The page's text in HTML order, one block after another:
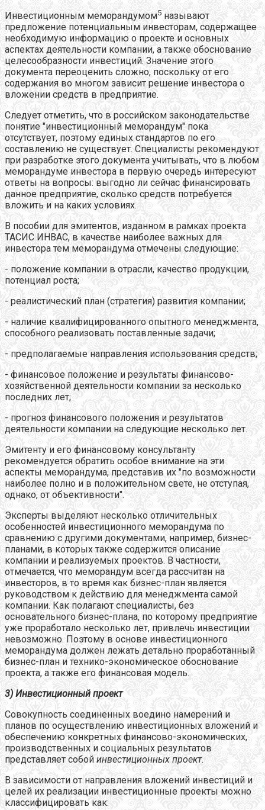
Инвестиционным меморандумом5 называют
предложение потенциальным инвесторам, содержащее
необходимую информацию о проекте и основных
аспектах деятельности компании, а также обоснование
целесообразности инвестиций. Значение этого
документа переоценить сложно, поскольку от его
содержания во многом зависит решение инвестора о
вложении средств в предприятие.
Следует отметить, что в российском законодательстве
понятие "инвестиционный меморандум" пока
отсутствует, поэтому единых стандартов по его
составлению не существует. Специалисты рекомендуют
при разработке этого документа учитывать, что в любом
меморандуме инвестора в первую очередь интересуют
ответы на вопросы: выгодно ли сейчас финансировать
данное предприятие, сколько средств потребуется
вложить и на каких условиях.
В пособии для эмитентов, изданном в рамках проекта
ТАСИС ИНВАС, в качестве наиболее важных для
инвестора тем меморандума отмечены следующие:
- положение компании в отрасли, качество продукции,
потенциал роста;
- реалистический план (стратегия) развития компании;
- наличие квалифицированного опытного менеджмента,
способного реализовать поставленные задачи;
- предполагаемые направления использования средств;
- финансовое положение и результаты финансово-
хозяйственной деятельности компании за несколько
последних лет;
- прогноз финансового положения и результатов
деятельности компании на следующие несколько лет.
Эмитенту и его финансовому консультанту
рекомендуется обратить особое внимание на эти
аспекты меморандума, представив их "по возможности
наиболее полно и в положительном свете, не отступая,
однако, от объективности".
Эксперты выделяют несколько отличительных
особенностей инвестиционного меморандума по
сравнению с другими документами, например, бизнес-
планами, в которых также содержится описание
компании и реализуемых проектов. В частности,
отмечается, что меморандум всегда рассчитан на
инвесторов, в то время как бизнес-план является
руководством к действию для менеджмента самой
компании. Как полагают специалисты, без
основательного бизнес-плана, по которому предприятие
уже проработало несколько лет, привлечь инвестиции
невозможно. Поэтому в основе инвестиционного
меморандума должен лежать детально проработанный
бизнес-план и технико-экономическое обоснование
проекта, а также его финансовая модель.
3) Инвестиционный проект
Совокупность соединенных воедино намерений и
планов по осуществлению инвестиционных вложений и
обеспечению конкретных финансово-экономических,
производственных и социальных результатов
представляет собой инвестиционных проект.
В зависимости от направления вложений инвестиций и
целей их реализации инвестиционные проекты можно
классифицировать как: